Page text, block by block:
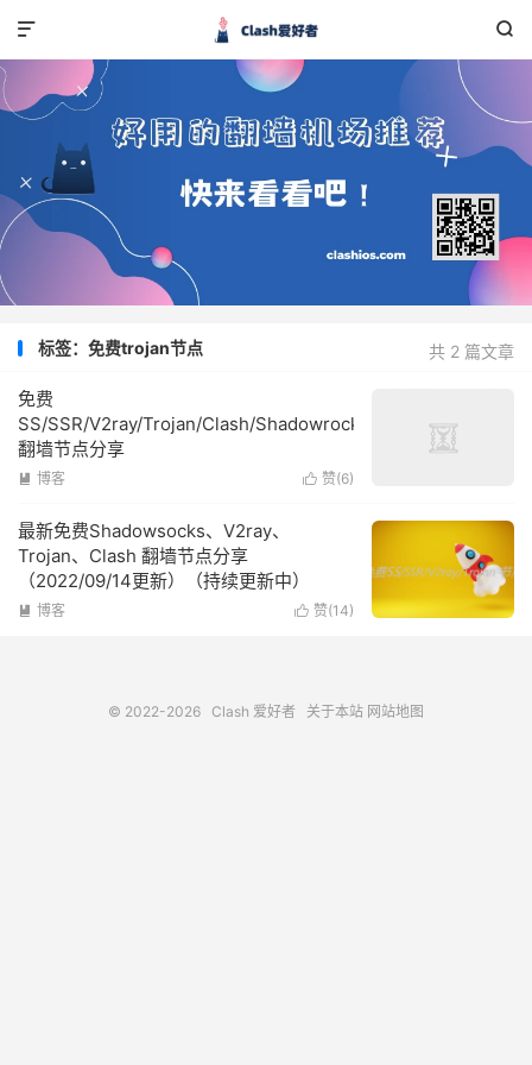


共 2 篇文章
标签：免费trojan节点
免费
SS/SSR/V2ray/Trojan/Clash/Shadowrocket
翻墙节点分享
 赞(6)
 博客
最新免费Shadowsocks、V2ray、
Trojan、Clash 翻墙节点分享
（2022/09/14更新）（持续更新中）
 赞(14)
 博客
© 2022-2026 Clash 爱好者 关于本站 网站地图